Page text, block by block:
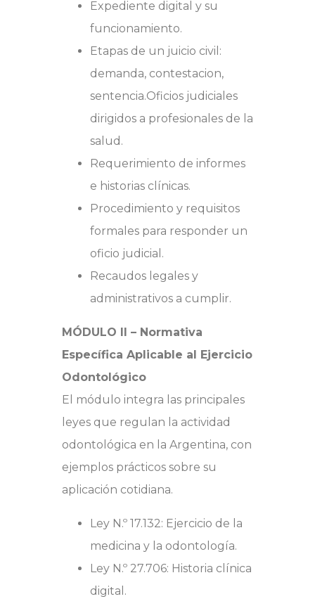
Expediente digital y su
funcionamiento.
Etapas de un juicio civil:
demanda, contestacion,
sentencia.Oficios judiciales
dirigidos a profesionales de la
salud.
Requerimiento de informes
e historias clínicas.
Procedimiento y requisitos
formales para responder un
oficio judicial.
Recaudos legales y
administrativos a cumplir.
MÓDULO II – Normativa
Específica Aplicable al Ejercicio
Odontológico
El módulo integra las principales
leyes que regulan la actividad
odontológica en la Argentina, con
ejemplos prácticos sobre su
aplicación cotidiana.
Ley N.º 17.132: Ejercicio de la
medicina y la odontología.
Ley N.º 27.706: Historia clínica
digital.